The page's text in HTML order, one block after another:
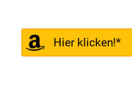
Hier klicken!*